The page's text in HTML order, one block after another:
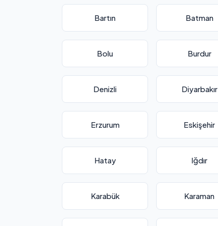
Bartın Batman
Bolu Burdur
Denizli Diyarbakır
Erzurum Eskişehir
Hatay Iğdır
Karabük Karaman